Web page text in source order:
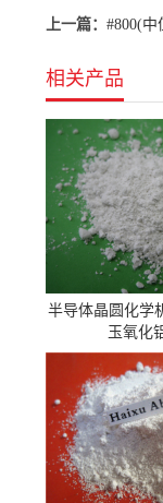
上一篇： #800(中
相关产品
半导体晶圆化学
玉氧化